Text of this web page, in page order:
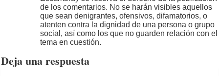
de los comentarios. No se harán visibles aquellos
que sean denigrantes, ofensivos, difamatorios, o
atenten contra la dignidad de una persona o grupo
social, así como los que no guarden relación con el
tema en cuestión.
Deja una respuesta